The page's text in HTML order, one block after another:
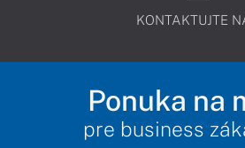
KONTAKTUJTE
Ponuka na
pre business